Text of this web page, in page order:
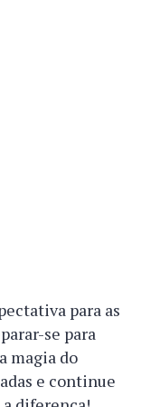
para as
se para
magia do
e continue